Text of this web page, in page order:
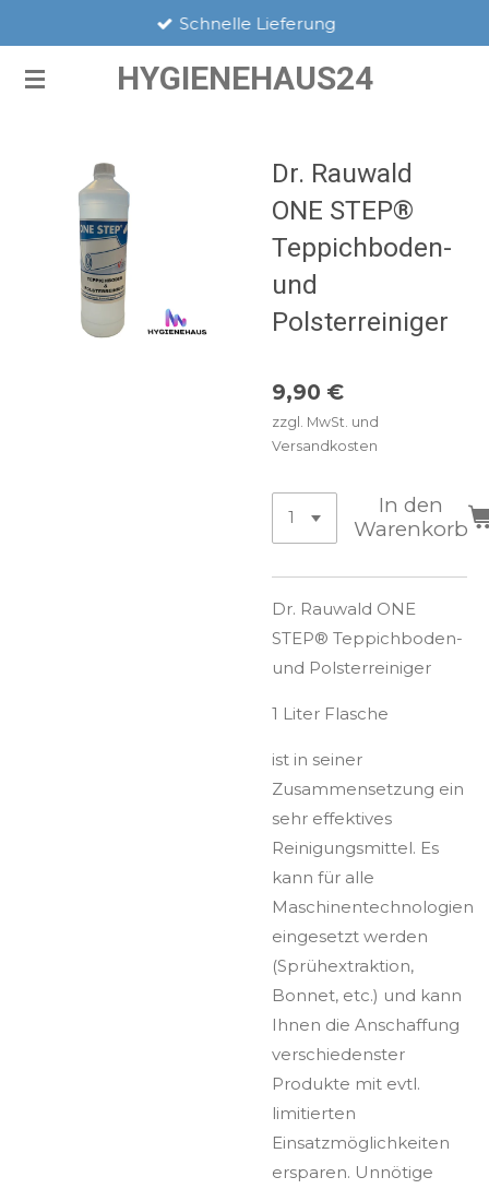
springen
HYGIENEHAUS24
Schnelle Lieferung
Dr. Rauwald
ONE STEP®
Teppichboden-
und
Polsterreiniger
9,90 €
zzgl. MwSt. und
Versandkosten
In den
Warenkorb
Dr. Rauwald ONE
STEP® Teppichboden-
und Polsterreiniger
1 Liter Flasche
ist in seiner
Zusammensetzung ein
sehr effektives
Reinigungsmittel. Es
kann für alle
Maschinentechnologien
eingesetzt werden
(Sprühextraktion,
Bonnet, etc.) und kann
Ihnen die Anschaffung
verschiedenster
Produkte mit evtl.
limitierten
Einsatzmöglichkeiten
ersparen. Unnötige